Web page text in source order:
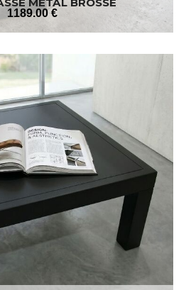
1189.00 €